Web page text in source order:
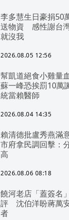
李多慧生日豪捐50
送物資 感性謝台
就沒我
2026.08.05 12:56
幫凱道絕食小雞量
蘇一峰恐挨罰10萬
統當賴醫師
2026.08.04 14:35
賴清德批盧秀燕滿
市府拿民調回擊：
高
2026.08.06 08:18
饒河老店「蓋簽名
評 沈伯洋盼蔣萬
者